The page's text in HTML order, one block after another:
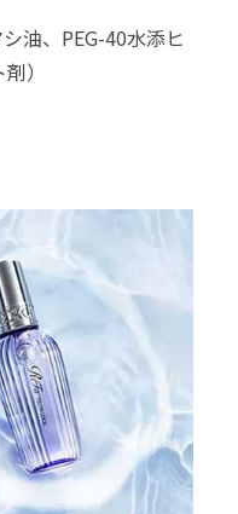
油、PEG-40水添ヒ
）